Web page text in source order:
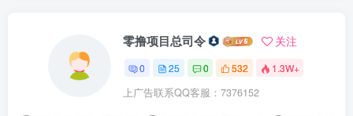
零撸项目总司令 关注
0 25 0 532 1.3W+
上广告联系QQ客服：7376152